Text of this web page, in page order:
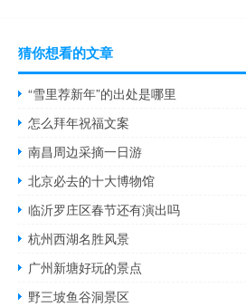
猜你想看的文章
“雪里荐新年”的出处是哪里
怎么拜年祝福文案
南昌周边采摘一日游
北京必去的十大博物馆
临沂罗庄区春节还有演出吗
杭州西湖名胜风景
广州新塘好玩的景点
野三坡鱼谷洞景区